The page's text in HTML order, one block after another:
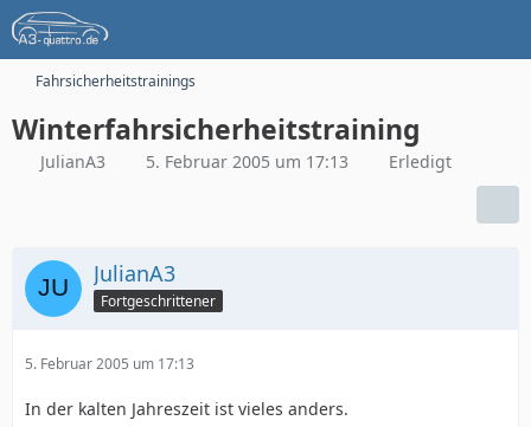
Fahrsicherheitstrainings
Winterfahrsicherheitstraining
JulianA3 5. Februar 2005 um 17:13 Erledigt
JulianA3
Fortgeschrittener
5. Februar 2005 um 17:13
In der kalten Jahreszeit ist vieles anders.